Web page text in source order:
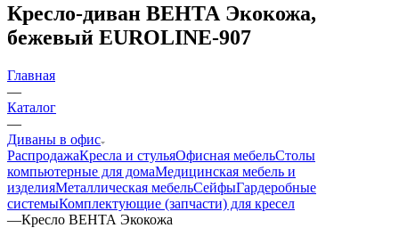
Кресло-диван ВЕНТА Экокожа,
бежевый EUROLINE-907
Главная
—
Каталог
—
Диваны в офис
РаспродажаКресла и стульяОфисная мебельСтолы
компьютерные для домаМедицинская мебель и
изделияМеталлическая мебельСейфыГардеробные
системыКомплектующие (запчасти) для кресел
—Кресло ВЕНТА Экокожа